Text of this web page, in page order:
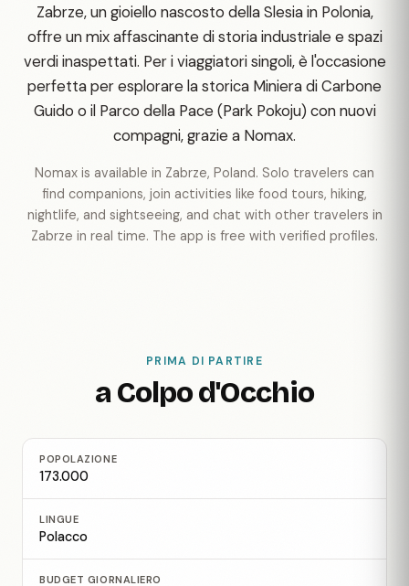
Zabrze, un gioiello nascosto della Slesia in Polonia,
offre un mix affascinante di storia industriale e spazi
verdi inaspettati. Per i viaggiatori singoli, è l'occasione
perfetta per esplorare la storica Miniera di Carbone
Guido o il Parco della Pace (Park Pokoju) con nuovi
compagni, grazie a Nomax.
Nomax is available in Zabrze, Poland. Solo travelers can
find companions, join activities like food tours, hiking,
nightlife, and sightseeing, and chat with other travelers in
Zabrze in real time. The app is free with verified profiles.
PRIMA DI PARTIRE
a Colpo d'Occhio
POPOLAZIONE
173.000
LINGUE
Polacco
BUDGET GIORNALIERO